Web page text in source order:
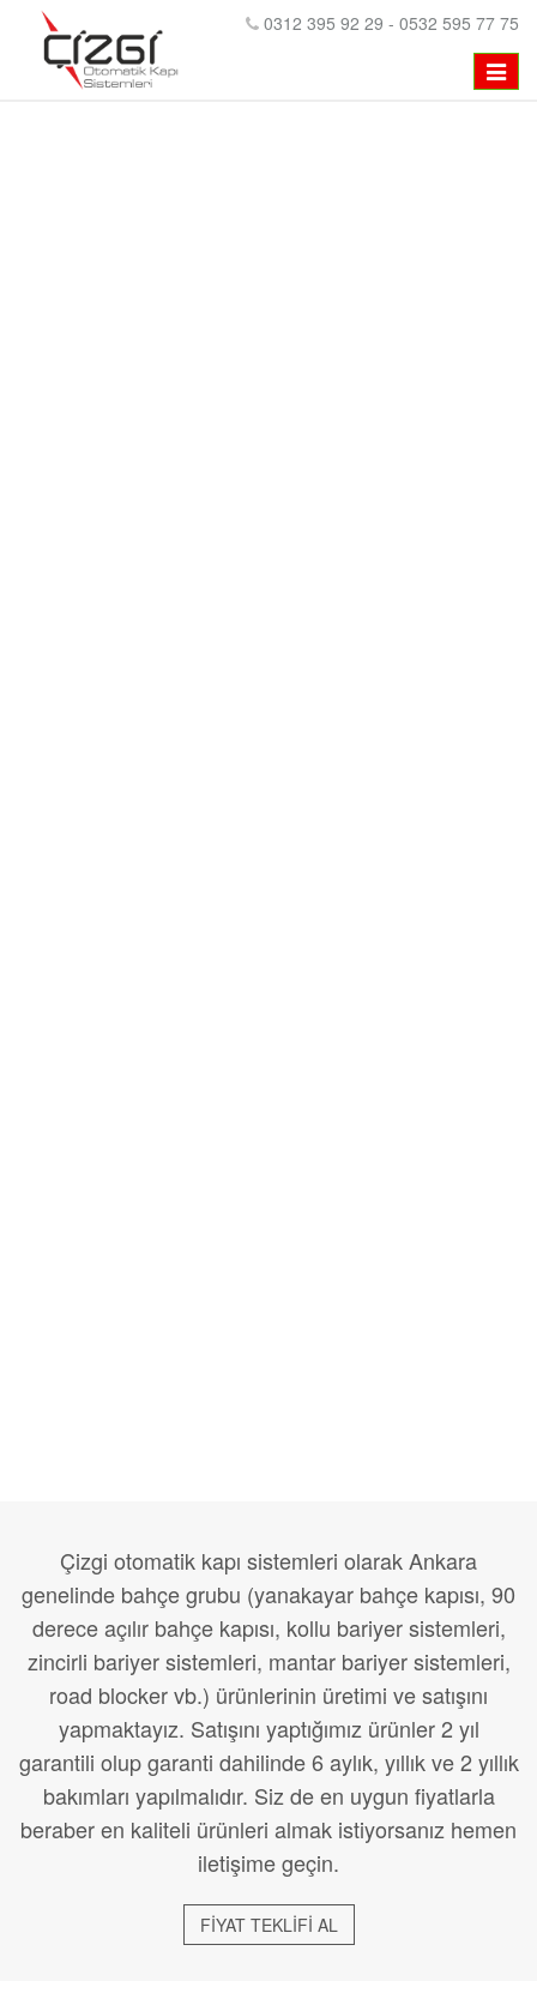
0312 395 92 29 - 0532 595 77 75
MENÜ
Çizgi otomatik kapı sistemleri olarak Ankara
genelinde bahçe grubu (yanakayar bahçe kapısı, 90
derece açılır bahçe kapısı, kollu bariyer sistemleri,
zincirli bariyer sistemleri, mantar bariyer sistemleri,
road blocker vb.) ürünlerinin üretimi ve satışını
yapmaktayız. Satışını yaptığımız ürünler 2 yıl
garantili olup garanti dahilinde 6 aylık, yıllık ve 2 yıllık
bakımları yapılmalıdır. Siz de en uygun fiyatlarla
beraber en kaliteli ürünleri almak istiyorsanız hemen
iletişime geçin.
FİYAT TEKLİFİ AL